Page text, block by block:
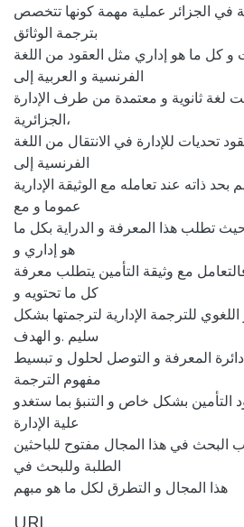
في الجزائر عملية مهمة كونها تتخصص
بترجمة الوثائق
و كل ما هو إداري مثل العقود من اللغة
الفرنسية و العربية إلى
لغة ثانوية و معتمدة من طرف الإدارة
الجزائرية،
للإدارة في الانتقال من اللغة
الفرنسية إلى
بحد ذاته عند تعامله مع الوثيقة الإدارية
عموما و مع
تطلب هذا المعرفة و الدراية بكل ما
هو إداري و
مع وثيقة التأمين يتطلب معرفة
كل ما تحتويه و
للترجمة الإدارية لترجمتها بشكل
سليم .و الهدف
المعرفة و التوصل لحلول و تبسيط
مفهوم الترجمة
التأمين بشكل خاص و التنبؤ بما ستغدو
علية الإدارة
البحث في هذا المجال مفتوح للباحثين
الطلبة وللبحث في
هذا المجال و التطرق لكل ما هو مبهم